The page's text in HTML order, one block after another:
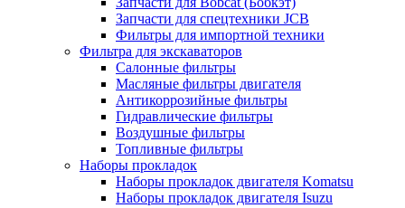
Запчасти для спецтехники JCB
Фильтры для импортной техники
Фильтра для экскаваторов
Салонные фильтры
Масляные фильтры двигателя
Антикоррозийные фильтры
Гидравлические фильтры
Воздушные фильтры
Топливные фильтры
Наборы прокладок
Наборы прокладок двигателя Komatsu
Наборы прокладок двигателя Isuzu